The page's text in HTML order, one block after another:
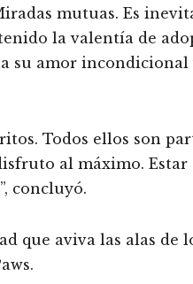
mutuas. Es
la valentía de
su amor incondicional
Todos ellos son
al máximo. Estar
concluyó.
que aviva las alas de